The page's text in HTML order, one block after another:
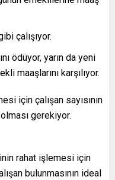
çalışıyor.
ödüyor, yarın da yeni
maaşlarını karşılıyor.
için çalışan sayısının
gerekiyor.
rahat işlemesi için
bulunmasının ideal